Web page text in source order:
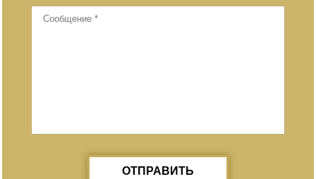
ОТПРАВИТЬ